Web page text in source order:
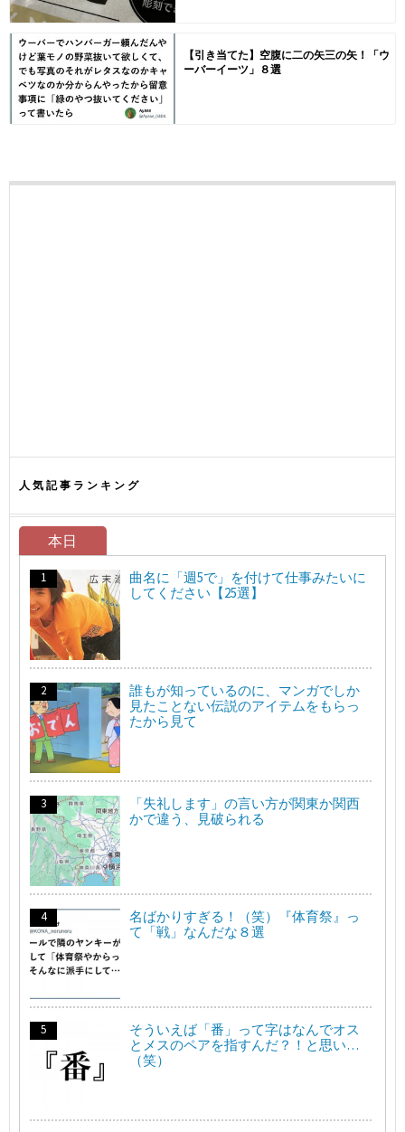
【引き当てた】空腹に二の矢三の矢！「ウ
ーバーイーツ」８選
人気記事ランキング
本日
曲名に「週5で」を付けて仕事みたいに
してください【25選】
誰もが知っているのに、マンガでしか
見たことない伝説のアイテムをもらっ
たから見て
「失礼します」の言い方が関東か関西
かで違う、見破られる
名ばかりすぎる！（笑）『体育祭』っ
て「戦」なんだな８選
そういえば「番」って字はなんでオス
とメスのペアを指すんだ？！と思い…
（笑）